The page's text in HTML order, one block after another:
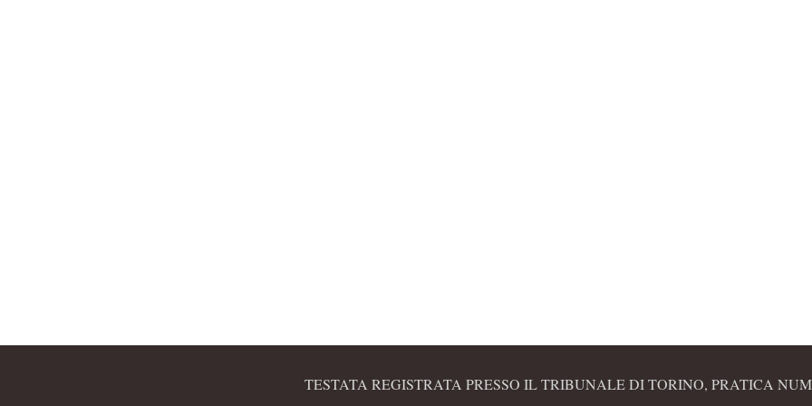
TESTATA REGISTRATA PRESSO IL TRIBUNALE DI TORINO, PRATICA